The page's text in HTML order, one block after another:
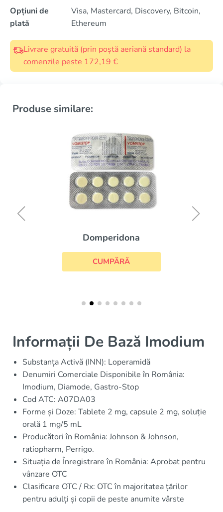
Opțiuni de
plată
Visa, Mastercard, Discovery, Bitcoin,
Ethereum
Livrare gratuită (prin poștă aeriană standard) la
comenzile peste 172,19 €
Produse similare:
Domperidona
CUMPĂRĂ
Informații De Bază Imodium
Substanța Activă (INN): Loperamidă
Denumiri Comerciale Disponibile în România:
Imodium, Diamode, Gastro-Stop
Cod ATC: A07DA03
Forme și Doze: Tablete 2 mg, capsule 2 mg, soluție
orală 1 mg/5 mL
Producători în România: Johnson & Johnson,
ratiopharm, Perrigo.
Situația de Înregistrare în România: Aprobat pentru
vânzare OTC
Clasificare OTC / Rx: OTC în majoritatea țărilor
pentru adulți și copii de peste anumite vârste